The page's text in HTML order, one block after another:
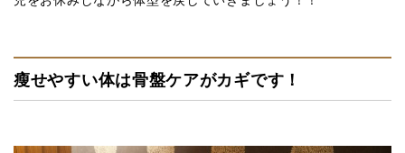
瘦せやすい体は骨盤ケアがカギです！